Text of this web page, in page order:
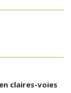
claires-voies